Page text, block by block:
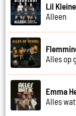
Lil
Alleen
Alles op
Emma
Alles